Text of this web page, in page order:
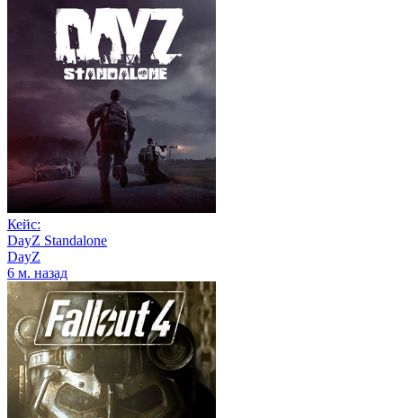
Кейс:
DayZ Standalone
DayZ
6 м. назад